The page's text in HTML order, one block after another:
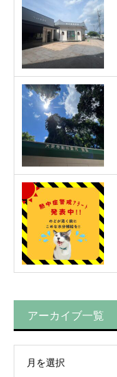
アーカイブ一覧
月を選択